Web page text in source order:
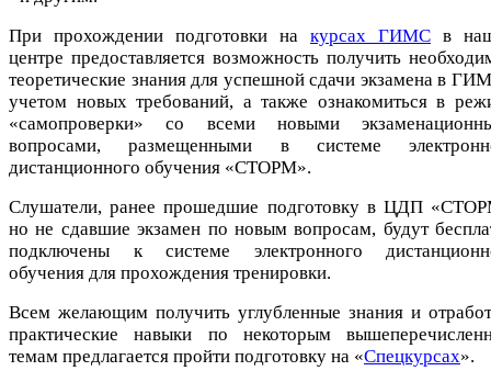
При прохождении подготовки на курсах ГИМС в
центре предоставляется возможность получить
теоретические знания для успешной сдачи экзамена в
учетом новых требований, а также ознакомиться в
«самопроверки» со всеми новыми
вопросами, размещенными в системе
дистанционного обучения «СТОРМ».
Слушатели, ранее прошедшие подготовку в ЦДП
но не сдавшие экзамен по новым вопросам, будут
подключены к системе электронного
обучения для прохождения тренировки.
Всем желающим получить углубленные знания и
практические навыки по некоторым
темам предлагается пройти подготовку на «Спецкурсах».